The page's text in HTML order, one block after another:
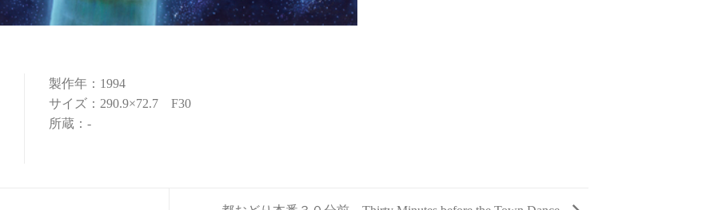
製作年：1994
サイズ：290.9×72.7 F30
所蔵：-